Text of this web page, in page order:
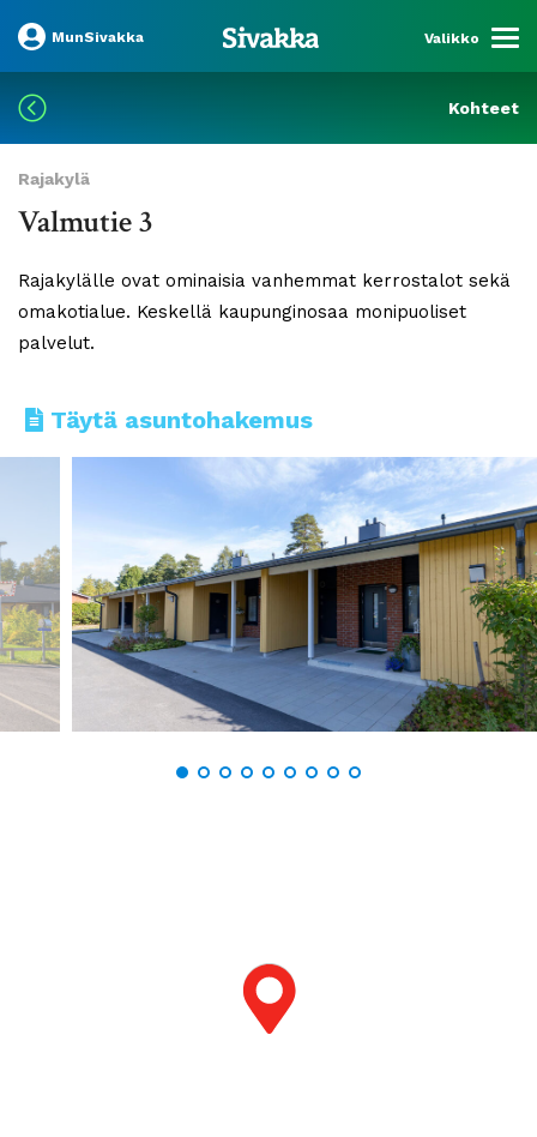
MunSivakka Valikko
Kohteet
Rajakylä
Valmutie 3
Rajakylälle ovat ominaisia vanhemmat kerrostalot sekä
omakotialue. Keskellä kaupunginosaa monipuoliset
palvelut.
Täytä asuntohakemus